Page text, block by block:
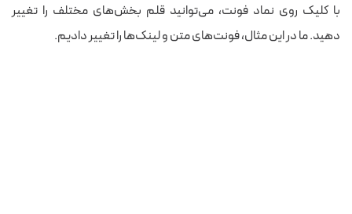
با کلیک روی نماد فونت، می‌توانید قلم بخش‌های مختلف را تغییر
دهید. ما در این مثال، فونت‌های متن و لینک‌ها را تغییر دادیم.